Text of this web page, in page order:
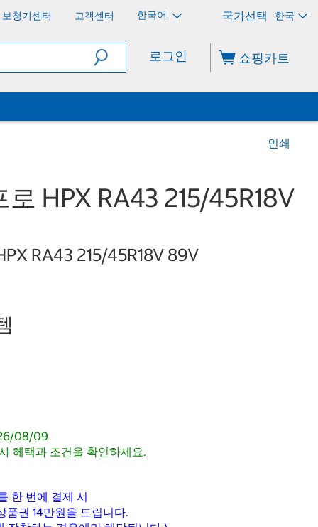
보청기센터 고객센터 한국어 한국
로그인 쇼핑카트
인쇄
HPX RA43 215/45R18V
RA43 215/45R18V 89V
08/09
혜택과 조건을 확인하세요.
한 번에 결제 시
품권 14만원을 드립니다.